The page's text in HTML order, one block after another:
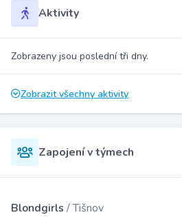
Aktivity
Zobrazeny jsou poslední tři dny.
Zobrazit všechny aktivity
Zapojení v týmech
Blondgirls / Tišnov